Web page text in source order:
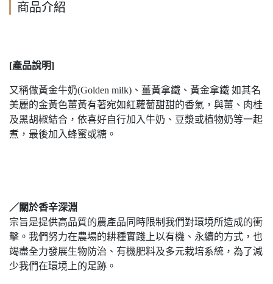
商品介紹
[產品說明]
又稱做黃金牛奶(Golden milk)、薑黃拿鐵、黃金拿鐵 如其名
美麗的金黃色薑黃有著宛如紅蘿蔔甜甜的香氣，與薑、肉桂
及黑胡椒結合，依喜好自行加入牛奶、豆漿或植物奶等一起
煮，最後加入蜂蜜或糖。
／關於香辛深淵
宗旨是提供高品質的農產品同時限制我們對環境所造成的衝
擊。我們努力在農場的耕種實踐上以有機、永續的方式，也
竭盡全力發展生物防治、有機肥料及多元栽培系統，為了減
少我們在環境上的足跡。